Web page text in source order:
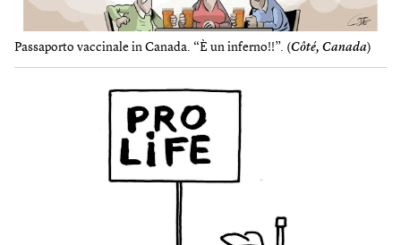
Passaporto vaccinale in Canada. “È un inferno!!”. (Côté, Canada)